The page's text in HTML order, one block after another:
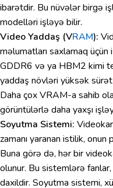
ibarətdir. Bu nüvələr birgə
modelləri işləyə bilir.
Video Yaddaş (VRAM):
məlumatları saxlamaq
GDDR6 və ya HBM2 kimi
yaddaş növləri yüksək
Daha çox VRAM-a sahib
görüntülərlə daha yaxşı
Soyutma Sistemi:
zamanı yaranan istilik,
Buna görə də, hər bir
olunur. Bu sistemlərə
daxildir. Soyutma sistemi,